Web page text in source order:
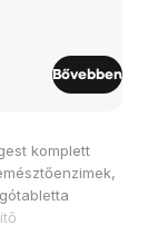
komplett
Bővebben